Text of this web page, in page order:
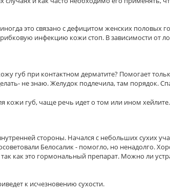
это связано с дефицитом женских половых
инфекцию кожи стоп. В зависимости от
губ при контактном дерматите? Помогает
не знаю. Желудок подлечила, там порядок.
кожи губ, чаще речь идет о том или ином
стороны. Начался с небольших сухих
Белосалик - помогло, но ненадолго.
как это гормональный препарат. Можно ли
к исчезновению сухости.